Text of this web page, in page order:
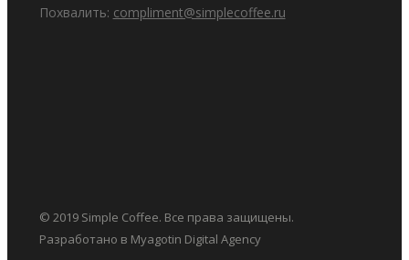
Похвалить: compliment@simplecoffee.ru
© 2019 Simple Coffee. Все права защищены.
Разработано в Myagotin Digital Agency